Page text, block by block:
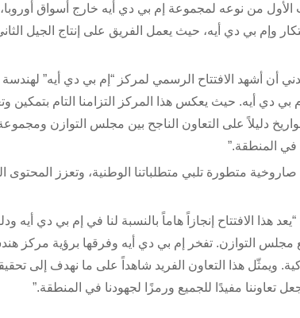
الأول من نوعه لمجموعة إم بي دي أيه خارج أسواق
وإم بي دي أيه، حيث يعمل الفريق على إنتاج الجيل
أن أشهد الافتتاح الرسمي لمركز “إم بي دي أيه”
دي أيه. حيث يعكس هذا المركز التزامنا التام بتمكين
دليلاً على التعاون الناجح بين مجلس التوازن
في المنطقة.”
متطورة تلبي متطلباتنا الوطنية، وتعزز المحتوى
هذا الافتتاح إنجازاً هاماً بالنسبة لنا في إم بي دي أيه
مجلس التوازن. تفخر إم بي دي أيه وفرقها برؤية مركز
ويمثّل هذا التعاون الفريد شاهداً على ما نهدف إلى
تعاوننا مفيدًا للجميع ورمزًا لجهودنا في المنطقة.”